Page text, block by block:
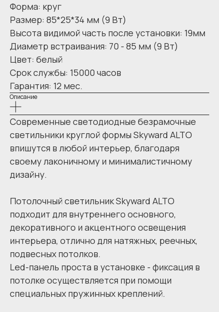
Форма: круг
Размер: 85*25*34 мм (9 Вт)
Высота видимой часть после установки: 19мм
Диаметр встраивания: 70 - 85 мм (9 Вт)
Цвет: белый
Срок службы: 15000 часов
Гарантия: 12 мес.
Описание
Современные светодиодные безрамочные
светильники круглой формы Skyward ALTO
впишутся в любой интерьер, благодаря
своему лаконичному и минималистичному
дизайну.
Потолочный светильник Skyward ALTO
подходит для внутреннего основного,
декоративного и акцентного освещения
интерьера, отлично для натяжных, реечных,
подвесных потолков.
Led-панель проста в установке - фиксация в
потолке осуществляется при помощи
специальных пружинных креплений.